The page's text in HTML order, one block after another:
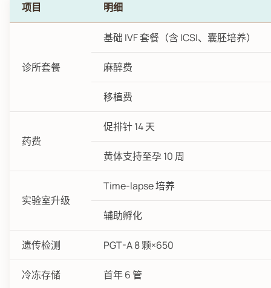
项目 明细
诊所套餐
基础 IVF 套餐（含 ICSI、囊胚培养）
麻醉费
移植费
药费
促排针 14 天
黄体支持至孕 10 周
实验室升级
Time-lapse 培养
辅助孵化
遗传检测 PGT-A 8 颗×650
冷冻存储 首年 6 管